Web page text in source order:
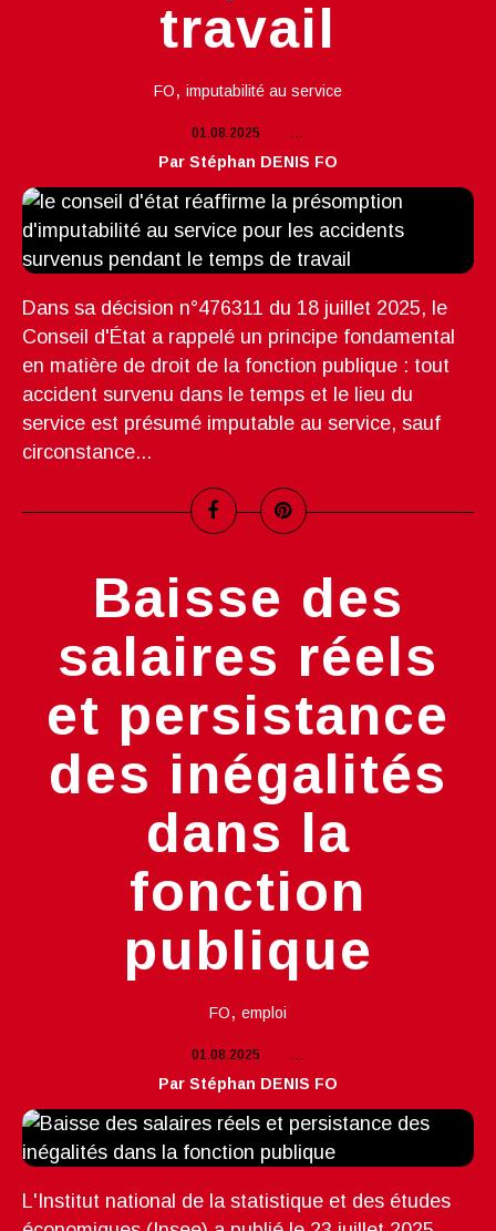
travail
FO, imputabilité au service
01.08.2025 …
Par Stéphan DENIS FO
Dans sa décision n°476311 du 18 juillet 2025, le
Conseil d'État a rappelé un principe fondamental
en matière de droit de la fonction publique : tout
accident survenu dans le temps et le lieu du
service est présumé imputable au service, sauf
circonstance...
Baisse des
salaires réels
et persistance
des inégalités
dans la
fonction
publique
FO, emploi
01.08.2025 …
Par Stéphan DENIS FO
L'Institut national de la statistique et des études